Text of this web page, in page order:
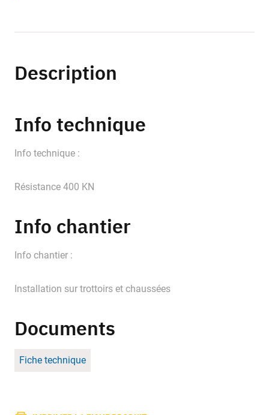
Description
Info technique
Info technique :
Résistance 400 KN
Info chantier
Info chantier :
Installation sur trottoirs et chaussées
Documents
Fiche technique